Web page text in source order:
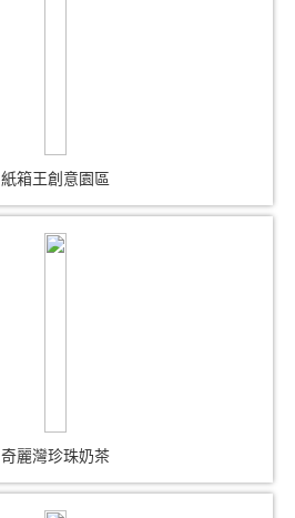
紙箱王創意園區
奇麗灣珍珠奶茶